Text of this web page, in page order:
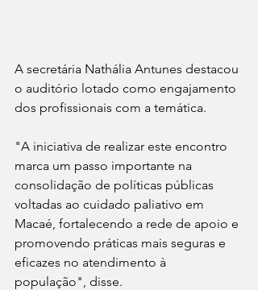
A secretária Nathália Antunes destacou
o auditório lotado como engajamento
dos profissionais com a temática.
"A iniciativa de realizar este encontro
marca um passo importante na
consolidação de políticas públicas
voltadas ao cuidado paliativo em
Macaé, fortalecendo a rede de apoio e
promovendo práticas mais seguras e
eficazes no atendimento à
população", disse.